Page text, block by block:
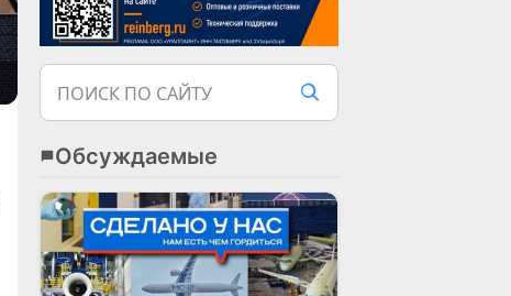
ПОИСК ПО САЙТУ
Обсуждаемые